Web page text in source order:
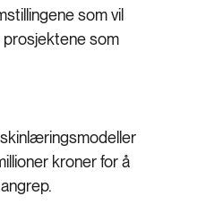
som vil
prosjektene som
kroner for å